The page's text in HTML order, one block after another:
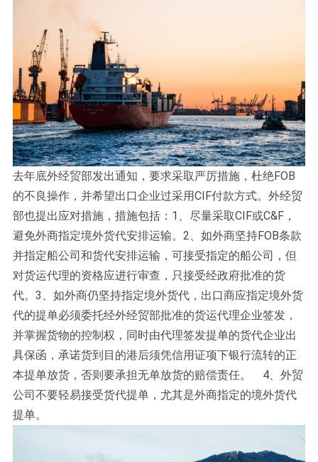
去年底外经贸部发出通知，要求采取严厉措施，杜绝FOB
的不良操作，并希望出口企业过采用CIF付款方式。外经贸
部也提出应对措施，措施包括：1、尽量采取CIF或C&F，
避免外商指定境外货代安排运输。2、如外商坚持FOB条款
并指定船公司和货代安排运输，可接受指定的船公司，但
对货运代理的资格应进行审查，只接受经政府批准的货
代。3、如外商仍坚持指定境外货代，出口商应指定境外货
代的提单必须委托经外经贸部批准的货运代理企业签发，
并掌握货物的控制权，同时由代理签发提单的货代企业出
具保函，承诺货到目的港后须凭信用证项下银行流转的正
本提单放货，否则要承担无单放货的赔偿责任。 4、外贸
公司不要轻易接受货代提单，尤其是外商指定的境外货代
提单。